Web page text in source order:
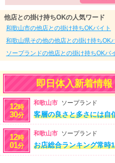
他店との掛け持ちOKの人気ワード
和歌山市の他店との掛け持ちOKバイト
和歌山県その他の他店との掛け持ちOK
ソープランドの他店との掛け持ちOKバ
即日体入新着情報
12時
30分
和歌山市 ソープランド
12時
01分
和歌山市 ソープランド